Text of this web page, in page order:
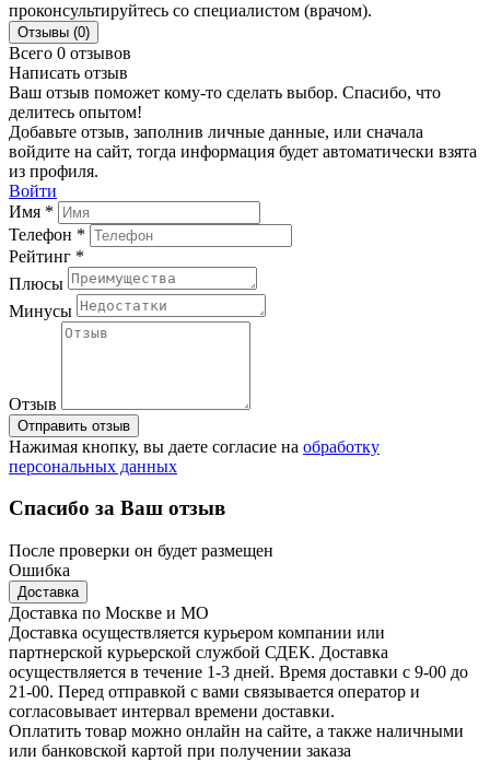
проконсультируйтесь со специалистом (врачом).
Отзывы (0)
Всего 0 отзывов
Написать отзыв
Ваш отзыв поможет кому-то сделать выбор. Спасибо, что
делитесь опытом!
Добавьте отзыв, заполнив личные данные, или сначала
войдите на сайт, тогда информация будет автоматически взята
из профиля.
Войти
Имя *
Телефон *
Рейтинг *
Плюсы
Минусы
Отзыв
Отправить отзыв
Нажимая кнопку, вы даете согласие на обработку
персональных данных
Спасибо за Ваш отзыв
После проверки он будет размещен
Ошибка
Доставка
Доставка по Москве и МО
Доставка осуществляется курьером компании или
партнерской курьерской службой СДЕК. Доставка
осуществляется в течение 1-3 дней. Время доставки с 9-00 до
21-00. Перед отправкой с вами связывается оператор и
согласовывает интервал времени доставки.
Оплатить товар можно онлайн на сайте, а также наличными
или банковской картой при получении заказа